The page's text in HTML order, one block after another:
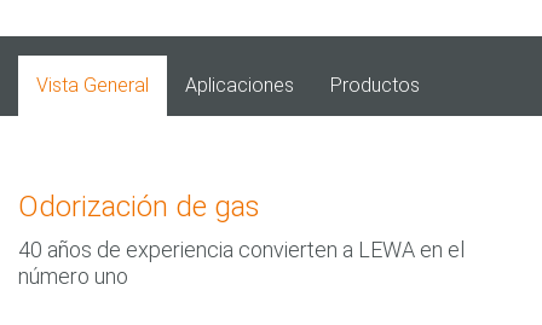
Vista General Aplicaciones Productos
Odorización de gas
40 años de experiencia convierten a LEWA en el
número uno